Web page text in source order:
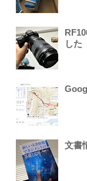
した
文書